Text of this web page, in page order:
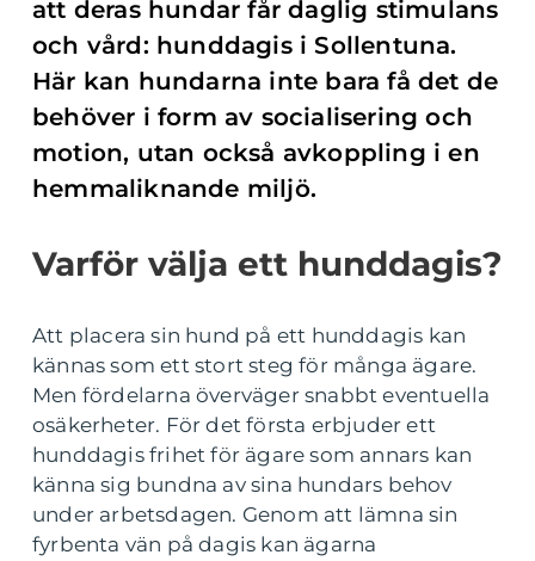
att deras hundar får daglig stimulans
och vård: hunddagis i Sollentuna.
Här kan hundarna inte bara få det de
behöver i form av socialisering och
motion, utan också avkoppling i en
hemmaliknande miljö.
Varför välja ett hunddagis?
Att placera sin hund på ett hunddagis kan
kännas som ett stort steg för många ägare.
Men fördelarna överväger snabbt eventuella
osäkerheter. För det första erbjuder ett
hunddagis frihet för ägare som annars kan
känna sig bundna av sina hundars behov
under arbetsdagen. Genom att lämna sin
fyrbenta vän på dagis kan ägarna